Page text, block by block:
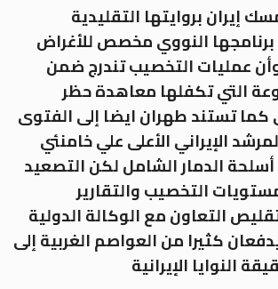
إيران بروايتها التقليدية
برنامجها النووي مخصص للأغراض
عمليات التخصيب تندرج ضمن
التي تكفلها معاهدة حظر
كما تستند طهران ايضا إلى الفتوى
الإيراني الأعلى علي خامنئي
أسلحة الدمار الشامل لكن التصعيد
التخصيب والتقارير
التعاون مع الوكالة الدولية
كثيرا من العواصم الغربية إلى
النوايا الإيرانية